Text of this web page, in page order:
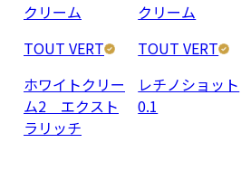
クリーム
TOUT VERT
ホワイトクリー
ム2 エクスト
ラリッチ
クリーム
TOUT VERT
レチノショット
0.1